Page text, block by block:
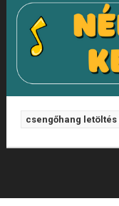
csengőhang letöltés